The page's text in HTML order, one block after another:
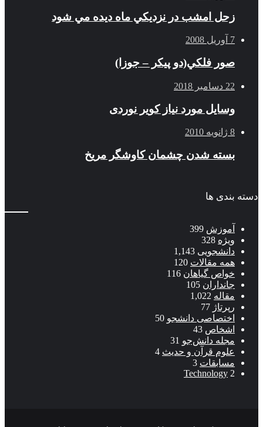
زحل امشب در نزديكي ماه ديده مي شود
7 آوریل 2008
صور فلكي(دو پیکر – جوزا)
22 دسامبر 2018
وسایل مورد نیاز کویر نوردی
8 ژانویه 2010
بسته شدن چشمان کاوشگر مريخ
دسته بندی ها
آموزش 399
ویژه 328
دانشجویی 1,143
همه مقالات 120
خواص گیاهان 116
جانداران 105
مقاله 1,022
رپرتاژ 77
اختصاصی دانشجو 50
اشخاص 43
مجله دانش‌جو 31
علوم قرآن و حدیث 4
مسابقات 3
Technology 2